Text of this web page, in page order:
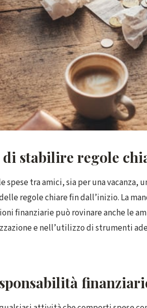
di stabilire regole
spese tra amici, sia per una vacanza,
regole chiare fin dall’inizio. La
finanziarie può rovinare anche le
e nell’utilizzo di strumenti